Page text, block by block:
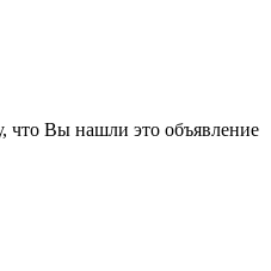
что Вы нашли это объявление